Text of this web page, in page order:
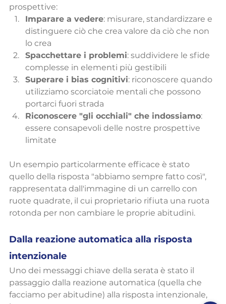
prospettive:
Imparare a vedere: misurare, standardizzare e
distinguere ciò che crea valore da ciò che non
lo crea
Spacchettare i problemi: suddividere le sfide
complesse in elementi più gestibili
Superare i bias cognitivi: riconoscere quando
utilizziamo scorciatoie mentali che possono
portarci fuori strada
Riconoscere "gli occhiali" che indossiamo:
essere consapevoli delle nostre prospettive
limitate
Un esempio particolarmente efficace è stato
quello della risposta "abbiamo sempre fatto così",
rappresentata dall'immagine di un carrello con
ruote quadrate, il cui proprietario rifiuta una ruota
rotonda per non cambiare le proprie abitudini.
Dalla reazione automatica alla risposta
intenzionale
Uno dei messaggi chiave della serata è stato il
passaggio dalla reazione automatica (quella che
facciamo per abitudine) alla risposta intenzionale,